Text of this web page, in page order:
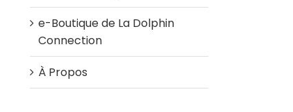
e-Boutique de La Dolphin
Connection
À Propos